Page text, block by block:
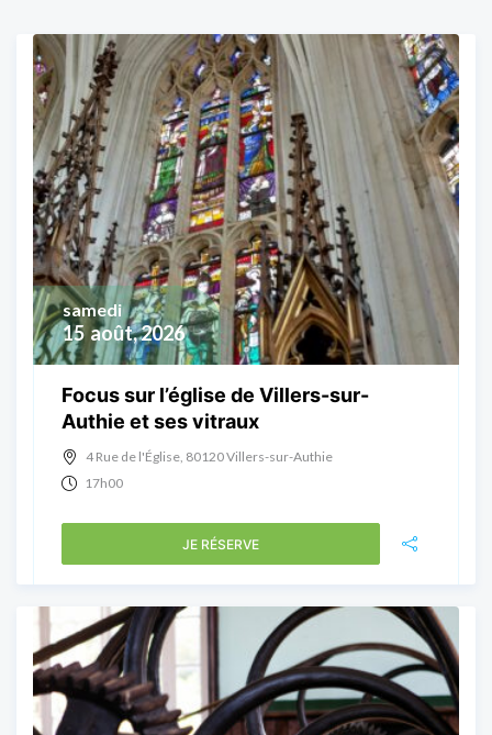
15 août, 2026
samedi
Focus sur l’église de Villers-sur-
Authie et ses vitraux
4 Rue de l'Église, 80120 Villers-sur-Authie
17h00
JE RÉSERVE